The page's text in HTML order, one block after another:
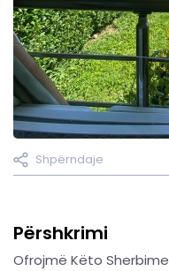
Shpërndaje
Përshkrimi
Ofrojmë Këto Sherbime